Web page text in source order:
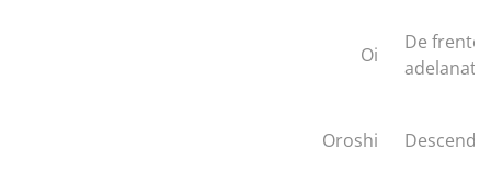
Oi
De frente,
adelanate
Oroshi